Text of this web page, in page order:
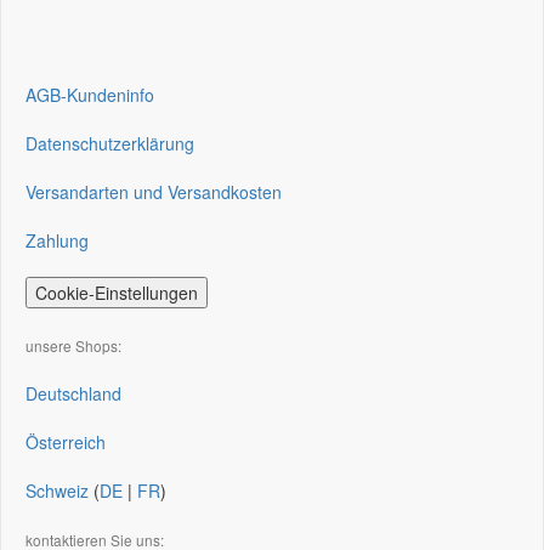
AGB-Kundeninfo
Datenschutzerklärung
Versandarten und Versandkosten
Zahlung
Cookie-Einstellungen
unsere Shops:
Deutschland
Österreich
Schweiz (DE | FR)
kontaktieren Sie uns: